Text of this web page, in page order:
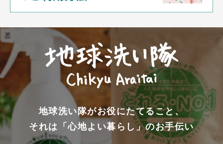
地球洗い隊がお役にたてること、
それは「心地よい暮らし」のお手伝い